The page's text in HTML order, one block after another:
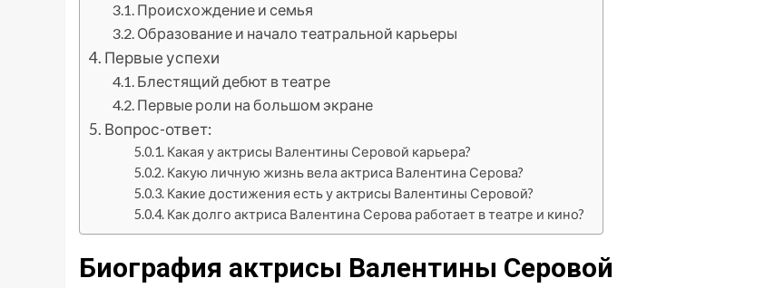
Происхождение и семья
Образование и начало театральной карьеры
Первые успехи
Блестящий дебют в театре
Первые роли на большом экране
Вопрос-ответ:
Какая у актрисы Валентины Серовой карьера?
Какую личную жизнь вела актриса Валентина Серова?
Какие достижения есть у актрисы Валентины Серовой?
Как долго актриса Валентина Серова работает в театре и кино?
Биография актрисы Валентины Серовой